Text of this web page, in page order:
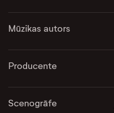
Mūzikas autors
Producente
Scenogrāfe